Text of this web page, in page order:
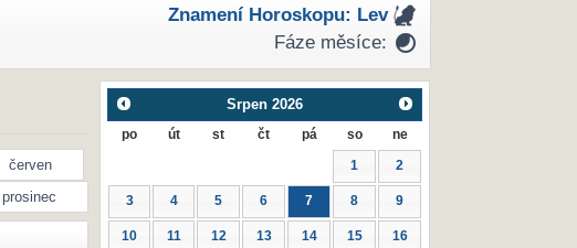
Znamení Horoskopu: Lev
Fáze měsíce:
červen
prosinec
Srpen 2026
po út st čt pá so ne
1 2
3 4 5 6 7 8 9
10 11 12 13 14 15 16